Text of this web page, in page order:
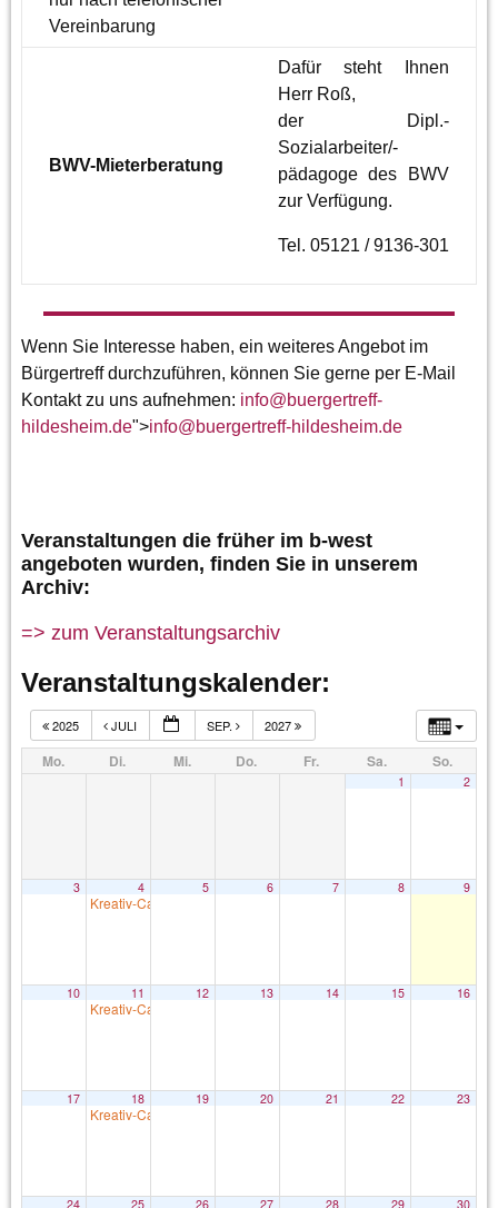
Vereinbarung
BWV-Mieterberatung
Dafür steht Ihnen
Herr Roß,
der Dipl.-
Sozialarbeiter/-
pädagoge des BWV
zur Verfügung.
Tel. 05121 / 9136-301
Wenn Sie Interesse haben, ein weiteres Angebot im
Bürgertreff durchzuführen, können Sie gerne per E-Mail
Kontakt zu uns aufnehmen: info@buergertreff-
hildesheim.de">info@buergertreff-hildesheim.de
Veranstaltungen die früher im b-west
angeboten wurden, finden Sie in unserem
Archiv:
=> zum Veranstaltungsarchiv
Veranstaltungskalender:
2025 JULI SEP. 2027
Mo. Di. Mi. Do. Fr. Sa. So.
1 2
3 4
Kreativ-Café
5 6 7 8 9
10 11
Kreativ-Café
12 13 14 15 16
17 18
Kreativ-Café
19 20 21 22 23
24 25 26 27 28 29 30